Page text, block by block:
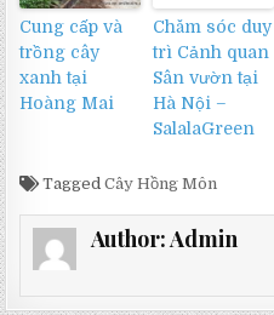
Cung cấp và
trồng cây
xanh tại
Hoàng Mai
Chăm sóc duy
trì Cảnh quan
Sân vườn tại
Hà Nội –
SalalaGreen
TaggedCây Hồng Môn
Author:Admin